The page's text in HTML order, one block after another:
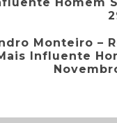
Monteiro –
Influente